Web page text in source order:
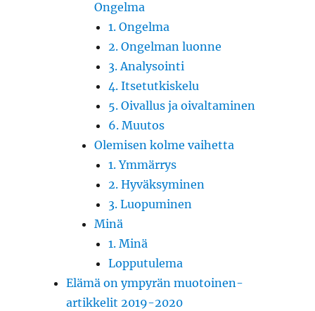
Ongelma
1. Ongelma
2. Ongelman luonne
3. Analysointi
4. Itsetutkiskelu
5. Oivallus ja oivaltaminen
6. Muutos
Olemisen kolme vaihetta
1. Ymmärrys
2. Hyväksyminen
3. Luopuminen
Minä
1. Minä
Lopputulema
Elämä on ympyrän muotoinen-
artikkelit 2019-2020